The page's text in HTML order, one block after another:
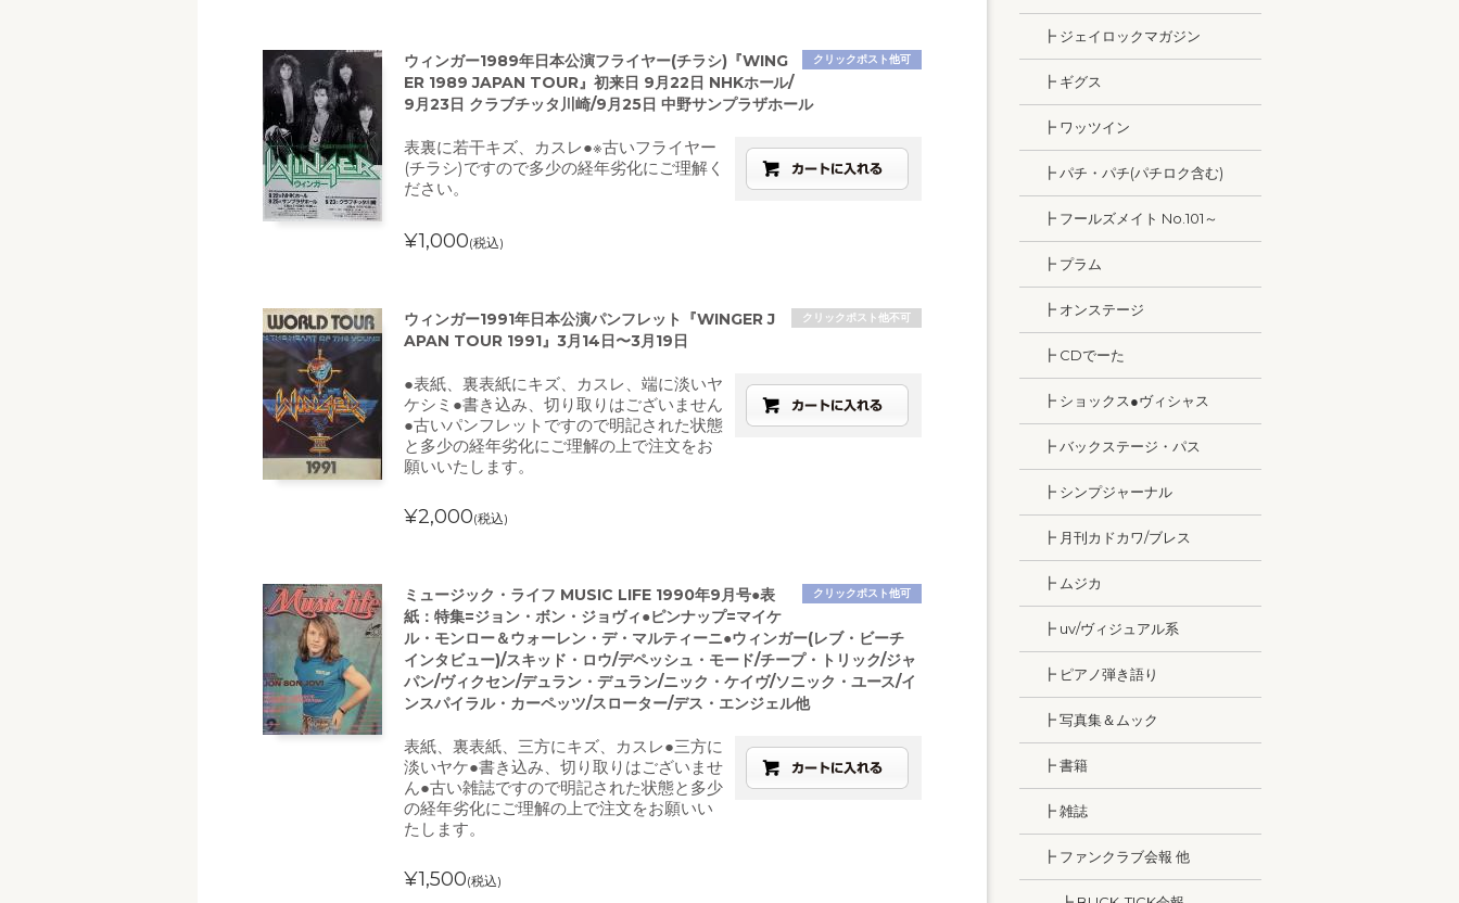
クリックポスト他可
ウィンガー1989年日本公演フライヤー(チラシ)『WING
ER 1989 JAPAN TOUR』初来日 9月22日 NHKホール/
9月23日 クラブチッタ川崎/9月25日 中野サンプラザホール
表裏に若干キズ、カスレ●※古いフライヤー
(チラシ)ですので多少の経年劣化にご理解く
ださい。
¥1,000(税込)
クリックポスト他不可
ウィンガー1991年日本公演パンフレット『WINGER J
APAN TOUR 1991』3月14日〜3月19日
●表紙、裏表紙にキズ、カスレ、端に淡いヤ
ケシミ●書き込み、切り取りはございません
●古いパンフレットですので明記された状態
と多少の経年劣化にご理解の上で注文をお
願いいたします。
¥2,000(税込)
クリックポスト他可
ミュージック・ライフ MUSIC LIFE 1990年9月号●表
紙：特集=ジョン・ボン・ジョヴィ●ピンナップ=マイケ
ル・モンロー＆ウォーレン・デ・マルティーニ●ウィンガー(レブ・ビーチ
インタビュー)/スキッド・ロウ/デペッシュ・モード/チープ・トリック/ジャ
パン/ヴィクセン/デュラン・デュラン/ニック・ケイヴ/ソニック・ユース/イ
ンスパイラル・カーペッツ/スローター/デス・エンジェル他
表紙、裏表紙、三方にキズ、カスレ●三方に
淡いヤケ●書き込み、切り取りはございませ
ん●古い雑誌ですので明記された状態と多少
の経年劣化にご理解の上で注文をお願いい
たします。
¥1,500(税込)
┣ ジェイロックマガジン
┣ ギグス
┣ ワッツイン
┣ パチ・パチ(パチロク含む)
┣ フールズメイト No.101～
┣ プラム
┣ オンステージ
┣ CDでーた
┣ ショックス●ヴィシャス
┣ バックステージ・パス
┣ シンプジャーナル
┣ 月刊カドカワ/ブレス
┣ ムジカ
┣ uv/ヴィジュアル系
┣ ピアノ弾き語り
┣ 写真集＆ムック
┣ 書籍
┣ 雑誌
┣ ファンクラブ会報 他